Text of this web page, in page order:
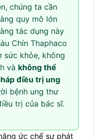
chúng ta cần
quy mô lớn
tác dụng này
Chín Thaphaco
sức khỏe, không
và không thể
điều trị ung
bệnh ung thư
trị của bác sĩ.